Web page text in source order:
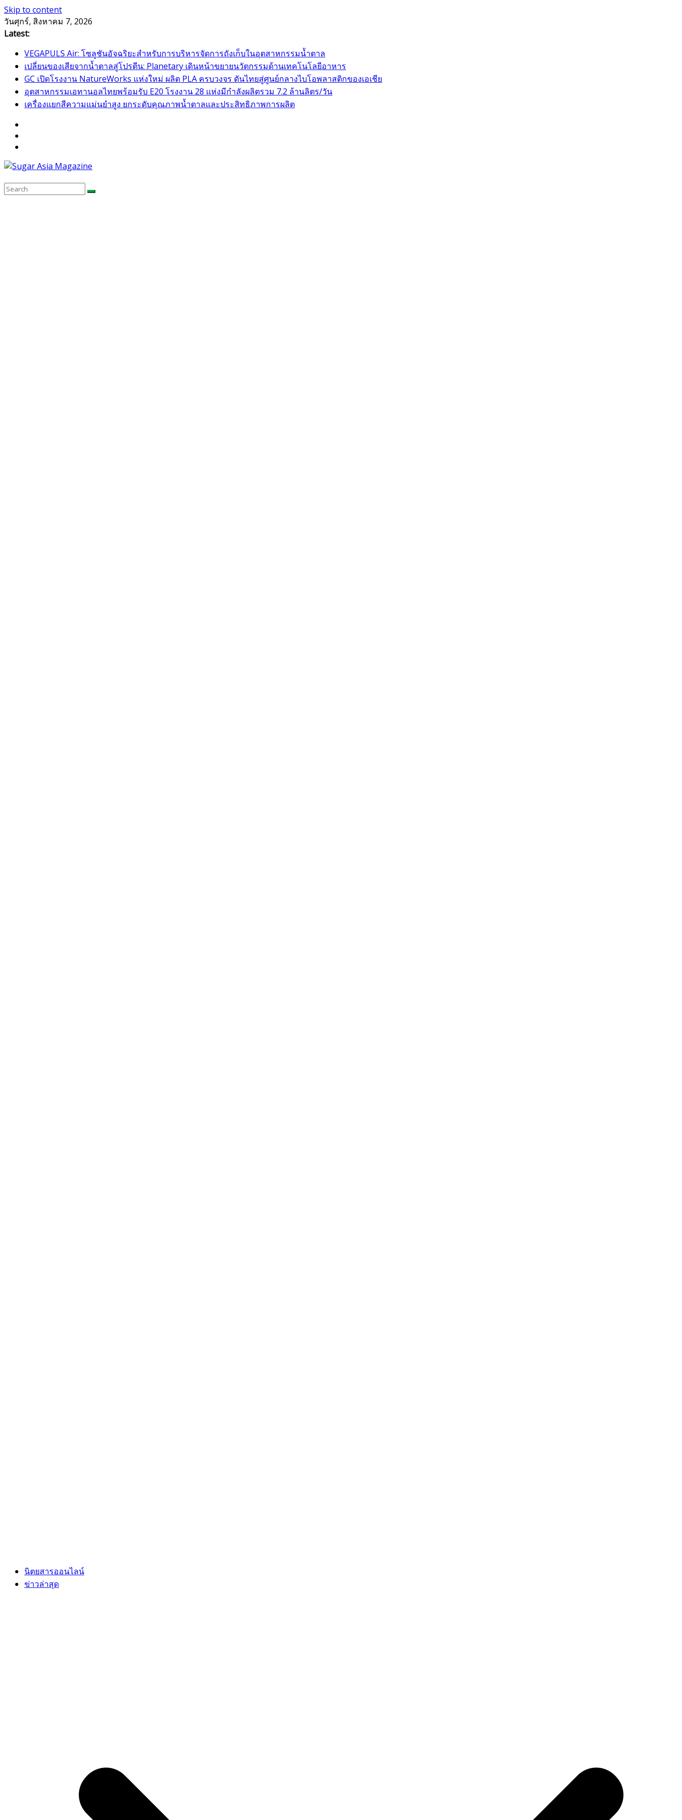
Skip to content
วันศุกร์, สิงหาคม 7, 2026
Latest:
VEGAPULS Air: โซลูชันอัจฉริยะสำหรับการบริหารจัดการถังเก็บในอุตสาหกรรมน้ำตาล
เปลี่ยนของเสียจากน้ำตาลสู่โปรตีน: Planetary เดินหน้าขยายนวัตกรรมด้านเทคโนโลยีอาหาร
GC เปิดโรงงาน NatureWorks แห่งใหม่ ผลิต PLA ครบวงจร ดันไทยสู่ศูนย์กลางไบโอพลาสติกของเอเชีย
อุตสาหกรรมเอทานอลไทยพร้อมรับ E20 โรงงาน 28 แห่งมีกำลังผลิตรวม 7.2 ล้านลิตร/วัน
เครื่องแยกสีความแม่นยำสูง ยกระดับคุณภาพน้ำตาลและประสิทธิภาพการผลิต
นิตยสารออนไลน์
ข่าวล่าสุด